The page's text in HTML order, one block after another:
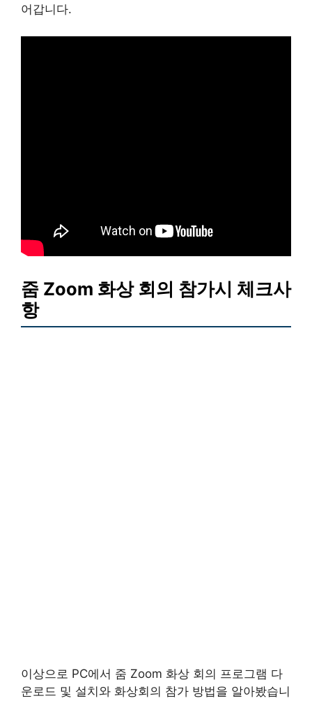
어갑니다.
줌 Zoom 화상 회의 참가시 체크사
항
이상으로 PC에서 줌 Zoom 화상 회의 프로그램 다
운로드 및 설치와 화상회의 참가 방법을 알아봤습니